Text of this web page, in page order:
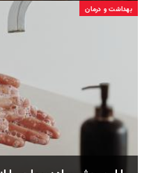
بهداشت و درمان